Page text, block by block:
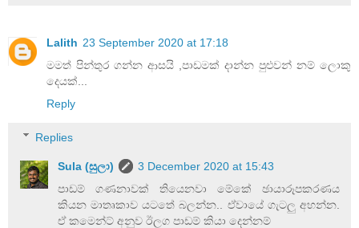
Lalith 23 September 2020 at 17:18
මමත් පින්තුර ගන්න ආසයි ,පාඩමක් දාන්න පුළුවන් නම් ලොකු
දෙයක්...
Reply
Replies
Sula (සුලා)
3 December 2020 at 15:43
පාඩම් ගණනාවක් තියෙනවා මේකේ ඡායාරූපකරණය
කියන මාතෘකාව යටතේ බලන්න.. ඒවායේ ගැටලු අහන්න.
ඒ කමෙන්ට් අනුව ඊලග පාඩම් කියා දෙන්නම්